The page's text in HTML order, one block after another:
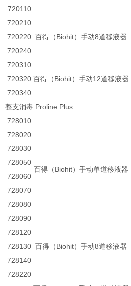
720110
720210
百得（Biohit）手动8道移液器
720220
720240
720310
百得（Biohit）手动12道移液器
720320
720340
整支消毒 Proline Plus
728010
百得（Biohit）手动单道移液器
728020
728030
728050
728060
728070
728080
728090
728120
百得（Biohit）手动8道移液器
728130
728140
728220